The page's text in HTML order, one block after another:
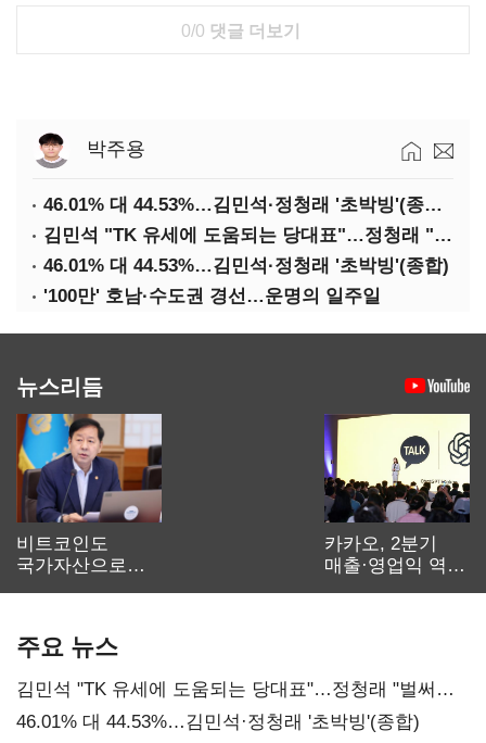
0/0 댓글 더보기
박주용
46.01% 대 44.53%…김민석·정청래 '초박빙'(종합 2보)
김민석 "TK 유세에 도움되는 당대표"…정청래 "벌써 대표된 양 당직 배분"
46.01% 대 44.53%…김민석·정청래 '초박빙'(종합)
'100만' 호남·수도권 경선…운명의 일주일
뉴스리듬
비트코인도
국가자산으로…'
카카오, 2분기
매출·영업익 역대
주요 뉴스
김민석 "TK 유세에 도움되는 당대표"…정청래 "벌써
대표된 양 당직 배분"
46.01% 대 44.53%…김민석·정청래 '초박빙'(종합)